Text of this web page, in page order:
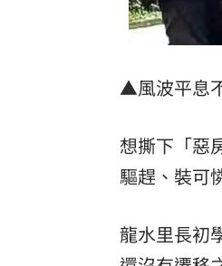
▲風波平息
想撕下「惡
驅趕、裝可
龍水里長初